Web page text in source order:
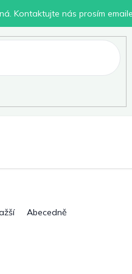
Kontaktujte nás prosím
Abecedně